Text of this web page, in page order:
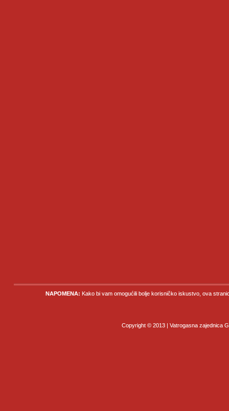
NAPOMENA: Kako bi vam omogućili bolje korisničko iskustvo, ova
Copyright © 2013 | Vatrogasna zajednica